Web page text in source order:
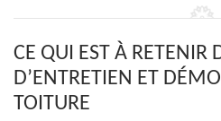
CE QUI EST À RETENIR
D’ENTRETIEN ET
TOITURE